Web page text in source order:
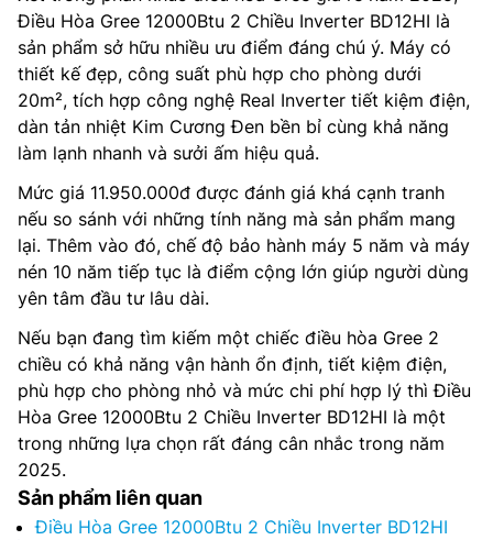
Điều Hòa Gree 12000Btu 2 Chiều Inverter BD12HI là
sản phẩm sở hữu nhiều ưu điểm đáng chú ý. Máy có
thiết kế đẹp, công suất phù hợp cho phòng dưới
20m², tích hợp công nghệ Real Inverter tiết kiệm điện,
dàn tản nhiệt Kim Cương Đen bền bỉ cùng khả năng
làm lạnh nhanh và sưởi ấm hiệu quả.
Mức giá 11.950.000đ được đánh giá khá cạnh tranh
nếu so sánh với những tính năng mà sản phẩm mang
lại. Thêm vào đó, chế độ bảo hành máy 5 năm và máy
nén 10 năm tiếp tục là điểm cộng lớn giúp người dùng
yên tâm đầu tư lâu dài.
Nếu bạn đang tìm kiếm một chiếc điều hòa Gree 2
chiều có khả năng vận hành ổn định, tiết kiệm điện,
phù hợp cho phòng nhỏ và mức chi phí hợp lý thì Điều
Hòa Gree 12000Btu 2 Chiều Inverter BD12HI là một
trong những lựa chọn rất đáng cân nhắc trong năm
2025.
Sản phẩm liên quan
Điều Hòa Gree 12000Btu 2 Chiều Inverter BD12HI